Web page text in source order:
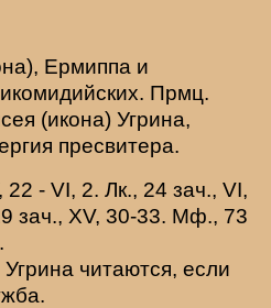
), Ермиппа и
Прмц.
(икона) Угрина,
пресвитера.
22 - VI, 2. Лк., 24 зач., VI,
зач., XV, 30-33. Мф., 73
читаются, если